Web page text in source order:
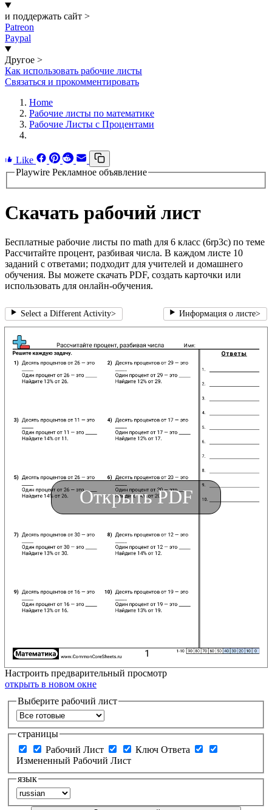
и поддержать сайт >
Patreon
Paypal
Другое >
Как использовать рабочие листы
Связаться и прокомментировать
Home
Рабочие листы по математике
Рабочие Листы с Процентами
Like
Playwire Рекламное объявление
Скачать рабочий лист
Бесплатные рабочие листы по math для 6 класс (6rp3c) по теме
Рассчитайте процент, разбивая числа. В каждом листе 10
заданий с ответами; подходит для учителей и домашнего
обучения. Вы можете скачать PDF, создать карточки или
использовать для онлайн-обучения.
Select a Different Activity> Информация о листе>
Открыть PDF
Настроить предварительный просмотр
открыть в новом окне
Выберите рабочий лист
страницы
Рабочий Лист
Ключ Ответа
Измененный Рабочий Лист
язык